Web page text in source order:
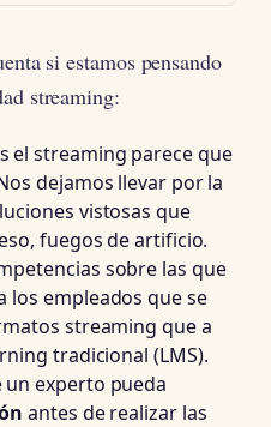
si estamos pensando
streaming:
el streaming parece que
dejamos llevar por la
vistosas que
fuegos de artificio.
sobre las que
los empleados que se
streaming que a
tradicional (LMS).
experto pueda
antes de realizar las